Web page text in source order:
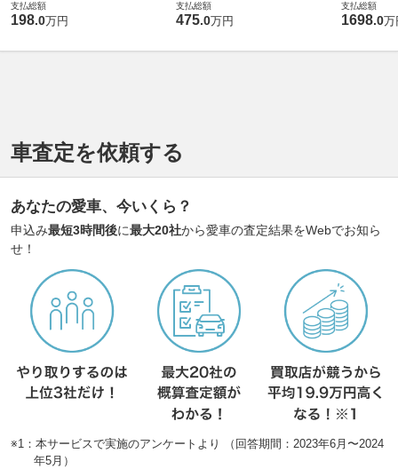
支払総額
198.0万円
支払総額
475.0万円
支払総額
1698.0万
車査定を依頼する
あなたの愛車、今いくら？
申込み最短3時間後に最大20社から愛車の査定結果をWebでお知ら
せ！
※1：本サービスで実施のアンケートより （回答期間：2023年6月〜2024
年5月）